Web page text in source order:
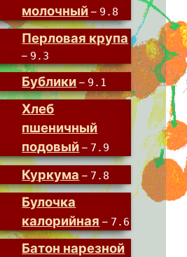
молочный – 9.8
Перловая крупа
– 9.3
Бублики – 9.1
Хлеб
пшеничный
подовый – 7.9
Куркума – 7.8
Булочка
калорийная – 7.6
Батон нарезной